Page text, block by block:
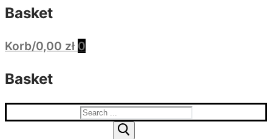
Basket
Korb/0,00 zł 0
Basket
Search